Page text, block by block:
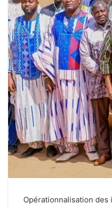
Opérationnalisation